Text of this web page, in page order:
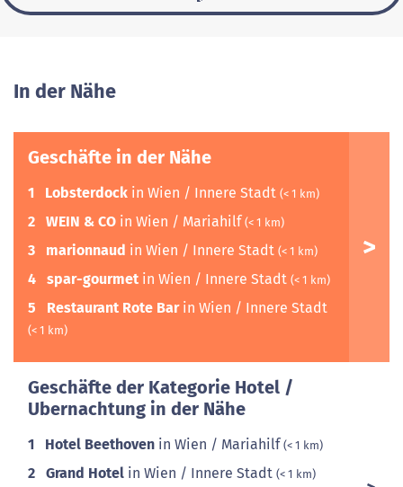
In der Nähe
Geschäfte in der Nähe
1 Lobsterdock in Wien / Innere Stadt (< 1 km)
2 WEIN & CO in Wien / Mariahilf (< 1 km)
3 marionnaud in Wien / Innere Stadt (< 1 km)
4 spar-gourmet in Wien / Innere Stadt (< 1 km)
5 Restaurant Rote Barin Wien / Innere Stadt
(< 1 km)
Geschäfte der Kategorie Hotel /
Ubernachtung in der Nähe
1 Hotel Beethoven in Wien / Mariahilf(< 1 km)
2 Grand Hotel in Wien / Innere Stadt (< 1 km)